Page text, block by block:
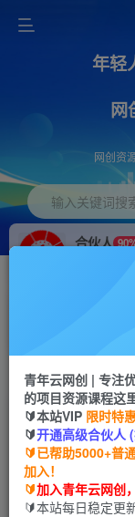
年轻
网
网创资
输入关键词搜
合伙人
首页 创业课程 会
（6550期）
趋势·选品·运
青年云网创
2年前发布
青年云网创 | 专注
的项目资源课程这
🔰本站VIP 限时特
🔰开通高级合伙人
🔰已帮助5000+普
加入！
🔰加入青年云网创
🔰本站每日稳定更